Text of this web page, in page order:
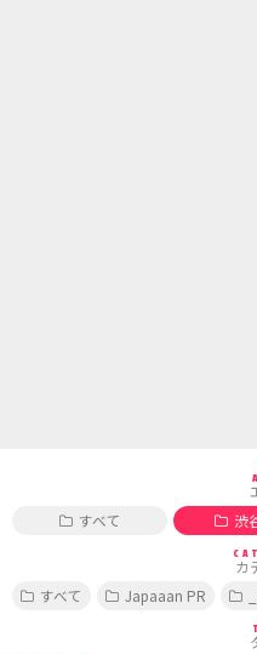
すべて
渋
カ
すべて
Japaaan PR